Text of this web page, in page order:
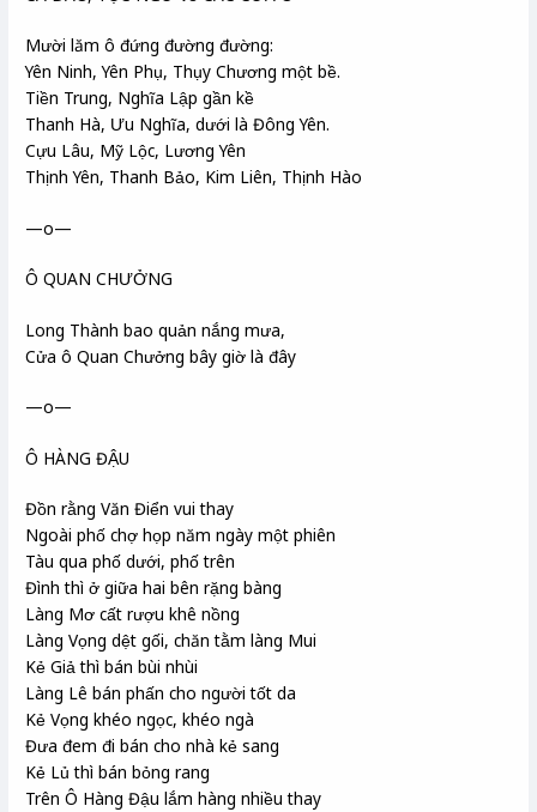
Mười lăm ô đứng đường đường:
Yên Ninh, Yên Phụ, Thụy Chương một bề.
Tiền Trung, Nghĩa Lập gần kề
Thanh Hà, Ưu Nghĩa, dưới là Đông Yên.
Cựu Lâu, Mỹ Lộc, Lương Yên
Thịnh Yên, Thanh Bảo, Kim Liên, Thịnh Hào
—o—
Ô QUAN CHƯỞNG
Long Thành bao quản nắng mưa,
Cửa ô Quan Chưởng bây giờ là đây
—o—
Ô HÀNG ĐẬU
Đồn rằng Văn Điển vui thay
Ngoài phố chợ họp năm ngày một phiên
Tàu qua phố dưới, phố trên
Đình thì ở giữa hai bên rặng bàng
Làng Mơ cất rượu khê nồng
Làng Vọng dệt gối, chăn tằm làng Mui
Kẻ Giả thì bán bùi nhùi
Làng Lê bán phấn cho người tốt da
Kẻ Vọng khéo ngọc, khéo ngà
Đưa đem đi bán cho nhà kẻ sang
Kẻ Lủ thì bán bỏng rang
Trên Ô Hàng Đậu lắm hàng nhiều thay